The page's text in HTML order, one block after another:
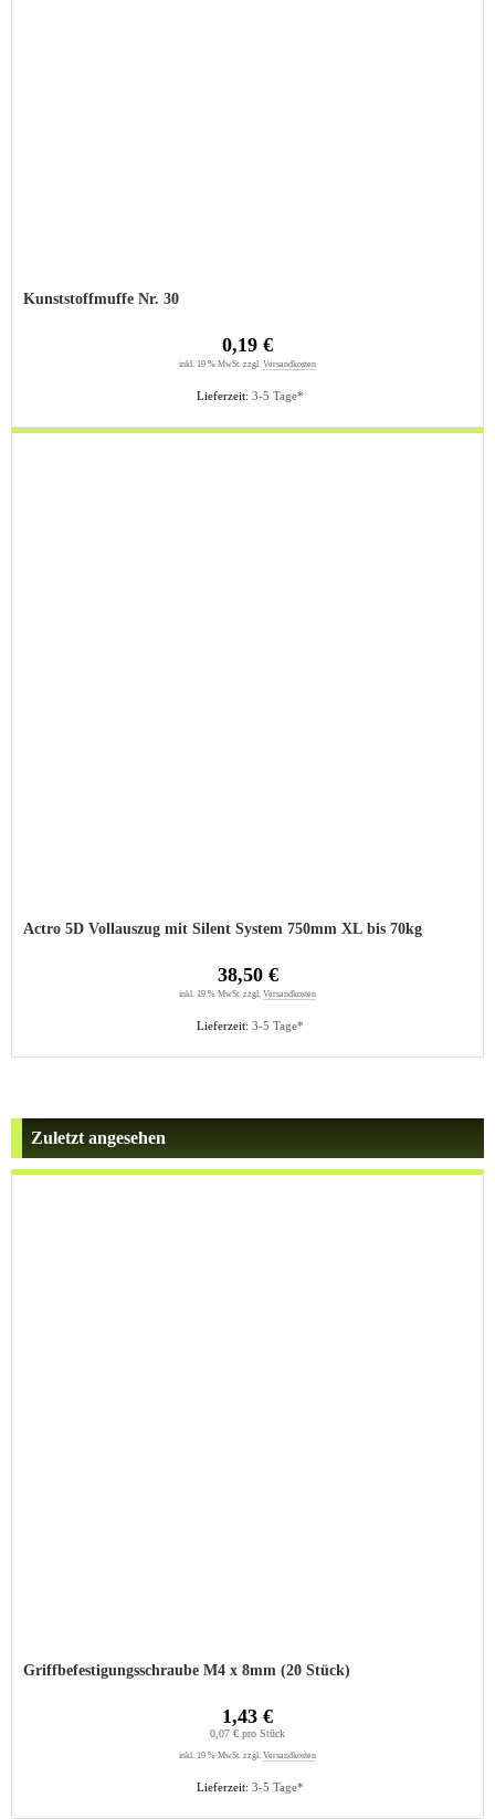
Kunststoffmuffe Nr. 30
Lieferzeit: 3-5 Tage*
0,19 €
inkl. 19 % MwSt. zzgl. Versandkosten
Actro 5D Vollauszug mit Silent System 750mm XL bis 70kg
Lieferzeit: 3-5 Tage*
38,50 €
inkl. 19 % MwSt. zzgl. Versandkosten
Zuletzt angesehen
Griffbefestigungsschraube M4 x 8mm (20 Stück)
Lieferzeit: 3-5 Tage*
1,43 €
0,07 € pro Stück
inkl. 19 % MwSt. zzgl. Versandkosten